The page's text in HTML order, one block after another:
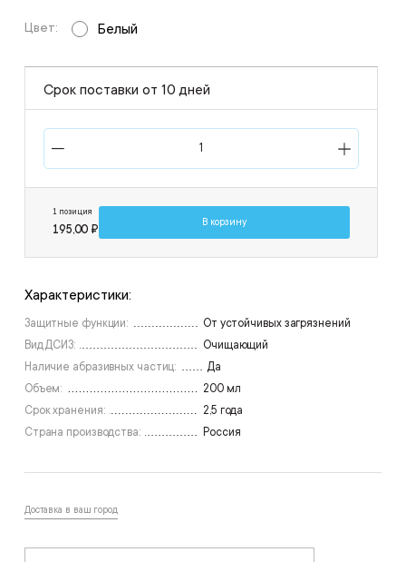
Цвет: Белый
Срок поставки от 10 дней
1 позиция
195,00 ₽
В корзину
Характеристики:
Защитные функции:
От устойчивых загрязнений
Вид ДСИЗ:
Очищающий
Наличие абразивных частиц:
Да
Объем:
200 мл
Срок хранения:
2,5 года
Страна производства:
Россия
Доставка в ваш город